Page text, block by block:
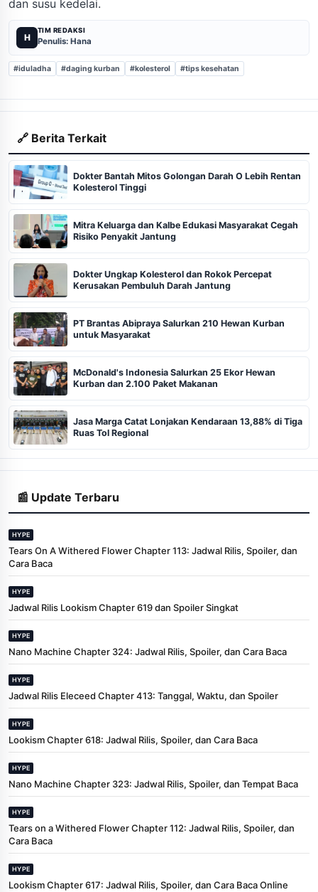
dan susu kedelai.
H
TIM REDAKSI
Penulis: Hana
#iduladha #daging kurban #kolesterol #tips kesehatan
🔗 Berita Terkait
Dokter Bantah Mitos Golongan Darah O Lebih Rentan
Kolesterol Tinggi
Mitra Keluarga dan Kalbe Edukasi Masyarakat Cegah
Risiko Penyakit Jantung
Dokter Ungkap Kolesterol dan Rokok Percepat
Kerusakan Pembuluh Darah Jantung
PT Brantas Abipraya Salurkan 210 Hewan Kurban
untuk Masyarakat
McDonald's Indonesia Salurkan 25 Ekor Hewan
Kurban dan 2.100 Paket Makanan
Jasa Marga Catat Lonjakan Kendaraan 13,88% di Tiga
Ruas Tol Regional
📰 Update Terbaru
HYPE
Tears On A Withered Flower Chapter 113: Jadwal Rilis, Spoiler, dan
Cara Baca
HYPE
Jadwal Rilis Lookism Chapter 619 dan Spoiler Singkat
HYPE
Nano Machine Chapter 324: Jadwal Rilis, Spoiler, dan Cara Baca
HYPE
Jadwal Rilis Eleceed Chapter 413: Tanggal, Waktu, dan Spoiler
HYPE
Lookism Chapter 618: Jadwal Rilis, Spoiler, dan Cara Baca
HYPE
Nano Machine Chapter 323: Jadwal Rilis, Spoiler, dan Tempat Baca
HYPE
Tears on a Withered Flower Chapter 112: Jadwal Rilis, Spoiler, dan
Cara Baca
HYPE
Lookism Chapter 617: Jadwal Rilis, Spoiler, dan Cara Baca Online